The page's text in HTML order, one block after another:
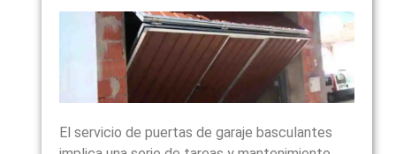
El servicio de puertas de garaje basculantes